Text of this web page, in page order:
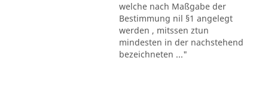
welche nach Maßgabe der
Bestimmung nil §1 angelegt
werden , mitssen ztun
mindesten in der nachstehend
bezeichneten ..."